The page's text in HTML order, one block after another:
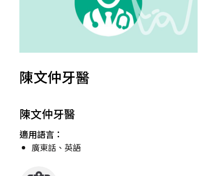
陳文仲牙醫
陳文仲牙醫
適用語言：
廣東話、英語